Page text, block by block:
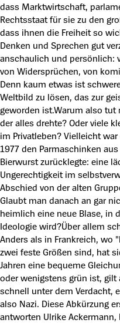
dass Marktwirtschaft,
Rechtsstaat für sie zu den
dass ihnen die Freiheit so
Denken und Sprechen gut
anschaulich und persönlich:
von Widersprüchen, von
Denn kaum etwas ist
Weltbild zu lösen, das zur
geworden ist.Warum also tut
der alles drehte? Oder viele
im Privatleben? Vielleicht
1977 den Parmaschinken
Bierwurst zurücklegte: eine
Ungerechtigkeit im
Abschied von der alten
Glaubt man danach an gar
heimlich eine neue Blase, in
Ideologie wird?Über allem
Anders als in Frankreich, wo
zwei feste Größen sind, hat
Jahren eine bequeme
oder wenigstens grün ist,
schnell unter dem Verdacht,
also Nazi. Diese Abkürzung
antworten Ulrike Ackermann,